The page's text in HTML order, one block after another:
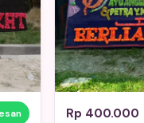
Rp 400.000